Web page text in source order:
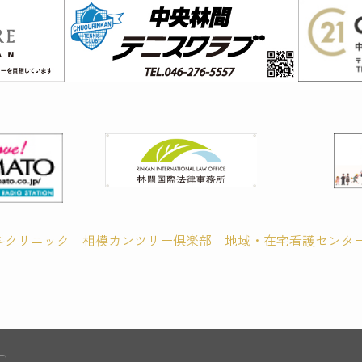
リニック 相模カンツリー倶楽部 地域・在宅看護センタ